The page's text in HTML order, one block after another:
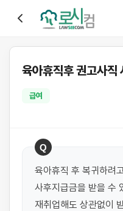
육아휴직후 권고사직
급여
Q
육아휴직 후 복귀하려
사후지급금을 받을 수
재취업해도 상관없이